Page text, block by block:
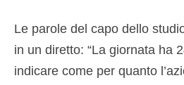
Le parole del capo dello
in un diretto: “La giornata ha
indicare come per quanto